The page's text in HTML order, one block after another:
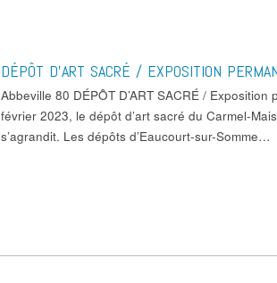
DÉPÔT D’ART SACRÉ / EXPOSITION
Abbeville 80 DÉPÔT D’ART SACRÉ /
février 2023, le dépôt d’art sacré du Carmel-
s’agrandit. Les dépôts d’Eaucourt-sur-Somme…